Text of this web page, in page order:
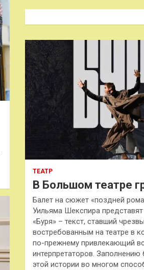
к
ТЕАТР
В Большом театре
Балет на сюжет «поздней
Уильяма Шекспира
«Буря» – текст, ставший
востребованным на театре в
по-прежнему привлекающий
интерпретаторов. Заполнению
этой истории во многом